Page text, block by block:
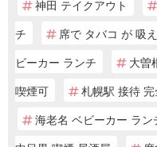
神田 テイクアウト
チ
席で タバコ が 吸
ビーカー ランチ
大曽
喫煙可
札幌駅 接待
海老名 ベビーカー ラン